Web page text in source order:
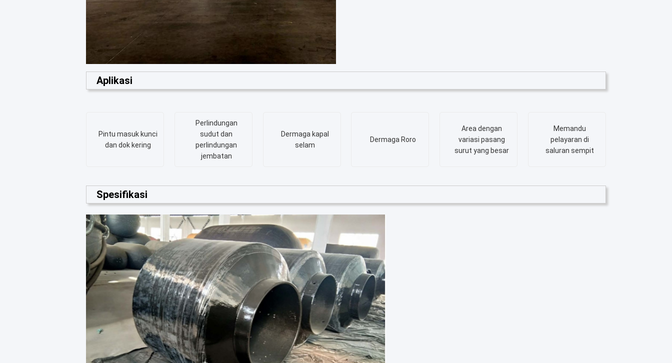
Aplikasi
Pintu masuk kunci
dan dok kering
Perlindungan
sudut dan
perlindungan
jembatan
Dermaga kapal
selam
Dermaga Roro
Area dengan
variasi pasang
surut yang besar
Memandu
pelayaran di
saluran sempit
Spesifikasi